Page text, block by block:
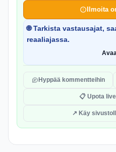
Ilmoita
🌐 Tarkista vastausajat,
reaaliajassa.
Hyppää kommentteihin
📋 Upota
↗ Käy